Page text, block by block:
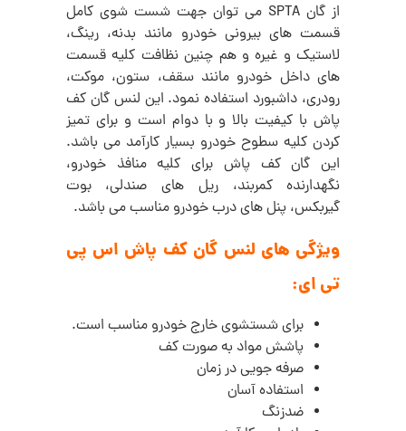
از گان SPTA می توان جهت شست شوی کامل
قسمت های بیرونی خودرو مانند بدنه، رینگ،
لاستیک و غیره و هم چنین نظافت کلیه قسمت
های داخل خودرو مانند سقف، ستون، موکت،
رودری، داشبورد استفاده نمود. این لنس گان کف
پاش با کیفیت بالا و با دوام است و برای تمیز
کردن کلیه سطوح خودرو بسیار کارآمد می باشد.
این گان کف پاش برای کلیه منافذ خودرو،
نگهدارنده کمربند، ریل های صندلی، بوت
گیربکس، پنل های درب خودرو مناسب می باشد.
ویژگی های لنس گان کف پاش اس پی
تی ای:
برای شستشوی خارج خودرو مناسب است.
پاشش مواد به صورت کف
صرفه جویی در زمان
استفاده آسان
ضدزنگ